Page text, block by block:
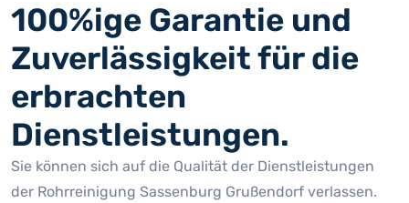
100%ige Garantie und
Zuverlässigkeit für die
erbrachten
Dienstleistungen.
Sie können sich auf die Qualität der Dienstleistungen
der Rohrreinigung Sassenburg Grußendorf verlassen.